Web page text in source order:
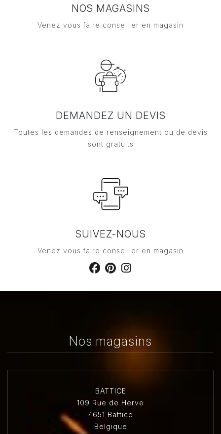
NOS MAGASINS
Venez vous faire conseiller en magasin
DEMANDEZ UN DEVIS
Toutes les demandes de renseignement ou de devis
sont gratuits
SUIVEZ-NOUS
Venez vous faire conseiller en magasin
Nos magasins
BATTICE
109 Rue de Herve
4651 Battice
Belgique